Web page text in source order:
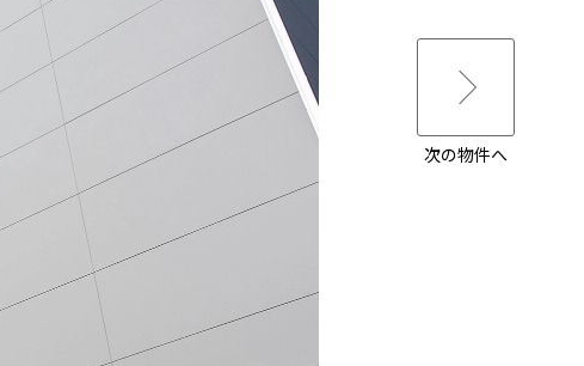
次の物件へ